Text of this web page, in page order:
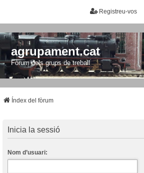
Registreu-vos
agrupament.cat
Fòrum dels grups de treball
Índex del fòrum
Inicia la sessió
Nom d’usuari: